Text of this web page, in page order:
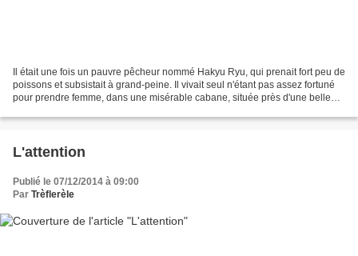
Il était une fois un pauvre pêcheur nommé Hakyu Ryu, qui prenait fort peu de
poissons et subsistait à grand-peine. Il vivait seul n'étant pas assez fortuné
pour prendre femme, dans une misérable cabane, située près d'une belle
L'attention
Publié le 07/12/2014 à 09:00
Par Trèflerèle